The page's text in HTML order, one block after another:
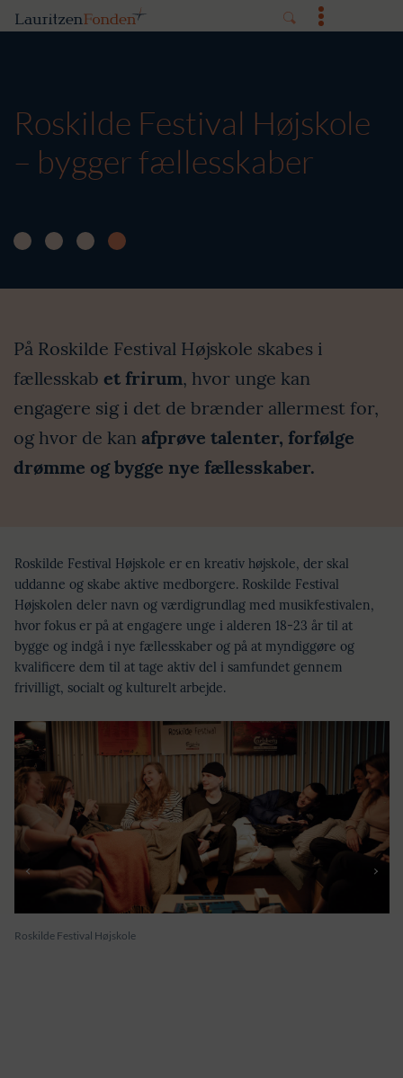
Roskilde Festival Højskole
– bygger fællesskaber
På Roskilde Festival Højskole skabes i
fællesskab et frirum, hvor unge kan
engagere sig i det de brænder allermest for,
og hvor de kan afprøve talenter, forfølge
drømme og bygge nye fællesskaber.
Roskilde Festival Højskole er en kreativ højskole, der skal
uddanne og skabe aktive medborgere. Roskilde Festival
Højskolen deler navn og værdigrundlag med musikfestivalen,
hvor fokus er på at engagere unge i alderen 18-23 år til at
bygge og indgå i nye fællesskaber og på at myndiggøre og
kvalificere dem til at tage aktiv del i samfundet gennem
frivilligt, socialt og kulturelt arbejde.
Roskilde Festival Højskole